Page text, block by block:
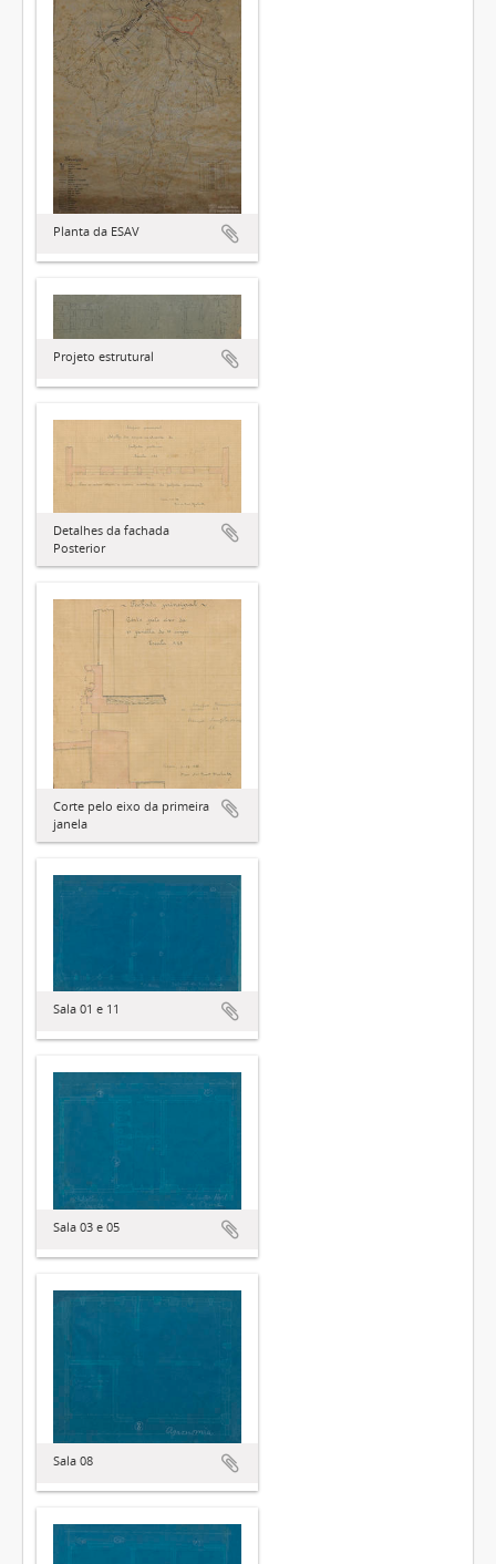
Planta da ESAV
Projeto estrutural
Detalhes da fachada
Posterior
Corte pelo eixo da primeira
janela
Sala 01 e 11
Sala 03 e 05
Sala 08